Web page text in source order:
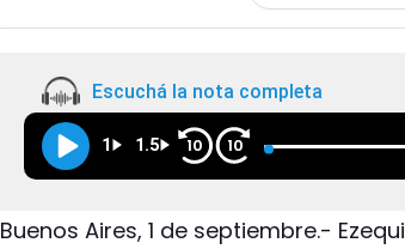
Escuchá la nota completa
1 1.5 10 10
Buenos Aires, 1 de septiembre.-